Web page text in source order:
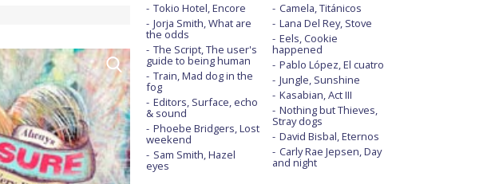
Tokio Hotel, Encore
Jorja Smith, What are
the odds
The Script, The user's
guide to being human
Train, Mad dog in the
fog
Editors, Surface, echo
& sound
Phoebe Bridgers, Lost
weekend
Sam Smith, Hazel
eyes
Camela, Titánicos
Lana Del Rey, Stove
Eels, Cookie
happened
Pablo López, El cuatro
Jungle, Sunshine
Kasabian, Act III
Nothing but Thieves,
Stray dogs
David Bisbal, Eternos
Carly Rae Jepsen, Day
and night